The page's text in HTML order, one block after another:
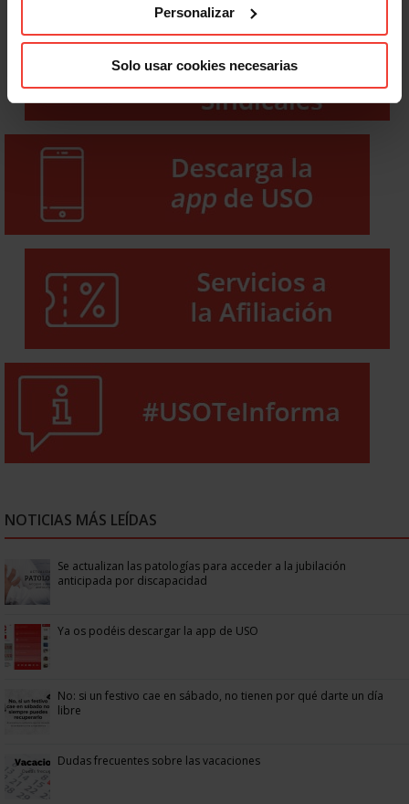
Personalizar
Solo usar cookies necesarias
NOTICIAS MÁS LEÍDAS
Se actualizan las patologías para acceder a la jubilación
anticipada por discapacidad
Ya os podéis descargar la app de USO
No: si un festivo cae en sábado, no tienen por qué darte un día
libre
Dudas frecuentes sobre las vacaciones